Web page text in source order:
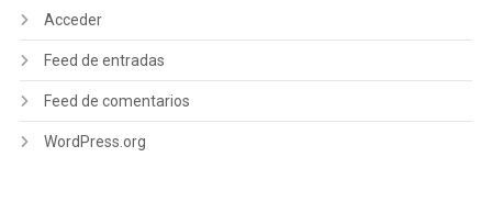
Acceder
Feed de entradas
Feed de comentarios
WordPress.org